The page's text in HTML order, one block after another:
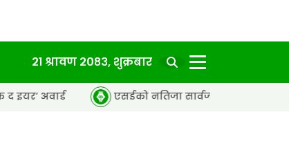
२१ श्रावण २०८३, शुक्रबार
एसईको नतिजा सार्वजनिक, ६५.९८ प्रतिशत विद्यार्थी